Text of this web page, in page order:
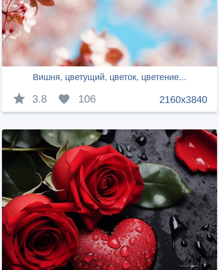
Вишня, цветущий, цветок, цветение...
2160x3840
3.8 106